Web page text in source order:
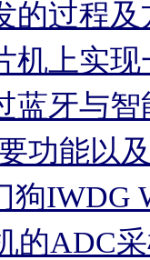
的过程及
机上实
蓝牙与
功能以
狗IWDG
的ADC